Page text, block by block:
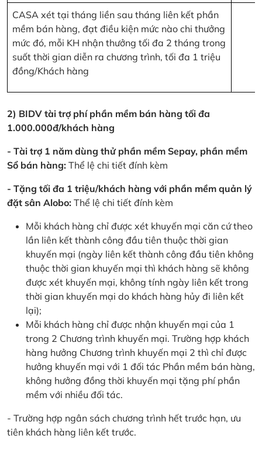
CASA xét tại tháng liền sau tháng liên kết phần
mềm bán hàng, đạt điều kiện mức nào chi thưởng
mức đó, mỗi KH nhận thưởng tối đa 2 tháng trong
suốt thời gian diễn ra chương trình, tối đa 1 triệu
đồng/Khách hàng
2) BIDV tài trợ phí phần mềm bán hàng tối đa
1.000.000đ/khách hàng
- Tài trợ 1 năm dùng thử phần mềm Sepay, phần mềm
Sổ bán hàng: Thể lệ chi tiết đính kèm
- Tặng tối đa 1 triệu/khách hàng với phần mềm quản lý
đặt sân Alobo: Thể lệ chi tiết đính kèm
Mỗi khách hàng chỉ được xét khuyến mại căn cứ theo
lần liên kết thành công đầu tiên thuộc thời gian
khuyến mại (ngày liên kết thành công đầu tiên không
thuộc thời gian khuyến mại thì khách hàng sẽ không
được xét khuyến mại, không tính ngày liên kết trong
thời gian khuyến mại do khách hàng hủy đi liên kết
lại);
Mỗi khách hàng chỉ được nhận khuyến mại của 1
trong 2 Chương trình khuyến mại. Trường hợp khách
hàng hưởng Chương trình khuyến mại 2 thì chỉ được
hưởng khuyến mại với 1 đối tác Phần mềm bán hàng,
không hưởng đồng thời khuyến mại tặng phí phần
mềm với nhiều đối tác.
- Trường hợp ngân sách chương trình hết trước hạn, ưu
tiên khách hàng liên kết trước.